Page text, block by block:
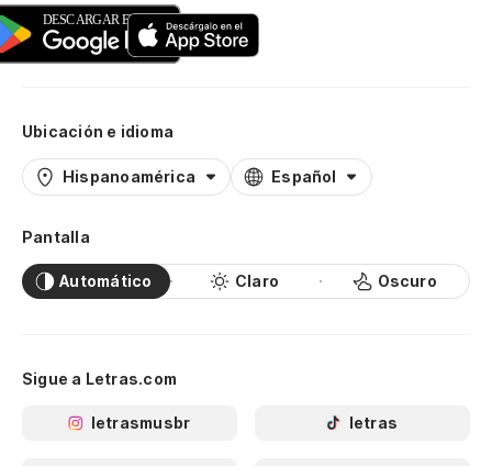
Ubicación e idioma
Hispanoamérica Español
Pantalla
Automático Claro Oscuro
Sigue a Letras.com
letrasmusbr letras